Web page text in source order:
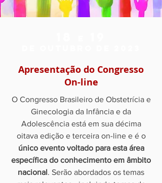
Apresentação do Congresso
On-line
O Congresso Brasileiro de Obstetrícia e
Ginecologia da Infância e da
Adolescência está em sua décima
oitava edição e terceira on-line e é o
único evento voltado para esta área
específica do conhecimento em âmbito
nacional. Serão abordados os temas